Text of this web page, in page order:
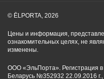
© ĒLPORTA, 2026
Цены и информация,
ознакомительных целях, не
изменены.
ООО «ЭльПорта». Регистрация в
Беларусь №352932 22.09.2016